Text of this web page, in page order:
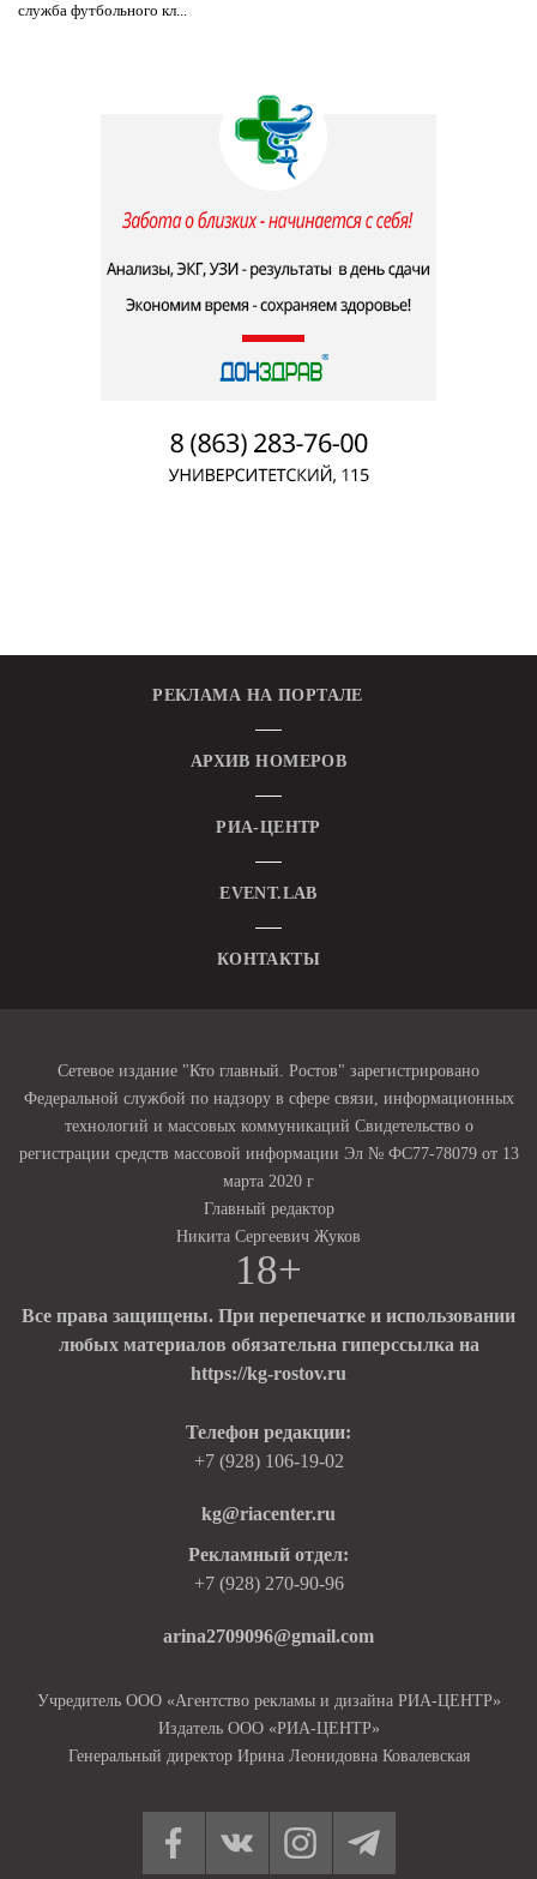
служба футбольного кл...
РЕКЛАМА НА ПОРТАЛЕ
АРХИВ НОМЕРОВ
РИА-ЦЕНТР
EVENT.LAB
КОНТАКТЫ
Сетевое издание "Кто главный. Ростов" зарегистрировано
Федеральной службой по надзору в сфере связи, информационных
технологий и массовых коммуникаций Свидетельство о
регистрации средств массовой информации Эл № ФС77-78079 от 13
марта 2020 г
Главный редактор
Никита Сергеевич Жуков
18+
Все права защищены. При перепечатке и использовании
любых материалов обязательна гиперссылка на
https://kg-rostov.ru
Телефон редакции:
+7 (928) 106-19-02
kg@riacenter.ru
Рекламный отдел:
+7 (928) 270-90-96
arina2709096@gmail.com
Учредитель ООО «Агентство рекламы и дизайна РИА-ЦЕНТР»
Издатель ООО «РИА-ЦЕНТР»
Генеральный директор Ирина Леонидовна Ковалевская